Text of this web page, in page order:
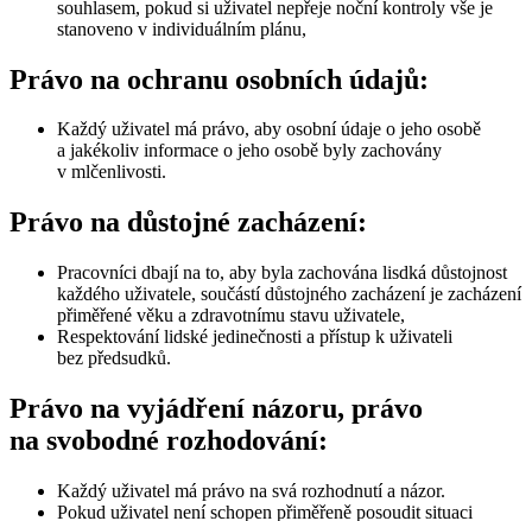
souhlasem, pokud si uživatel nepřeje noční kontroly vše je
stanoveno v individuálním plánu,
Právo na ochranu osobních údajů:
Každý uživatel má právo, aby osobní údaje o jeho osobě
a jakékoliv informace o jeho osobě byly zachovány
v mlčenlivosti.
Právo na důstojné zacházení:
Pracovníci dbají na to, aby byla zachována lisdká důstojnost
každého uživatele, součástí důstojného zacházení je zacházení
přiměřené věku a zdravotnímu stavu uživatele,
Respektování lidské jedinečnosti a přístup k uživateli
bez předsudků.
Právo na vyjádření názoru, právo
na svobodné rozhodování:
Každý uživatel má právo na svá rozhodnutí a názor.
Pokud uživatel není schopen přiměřeně posoudit situaci